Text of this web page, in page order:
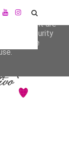
its services
user-agent are
and security
usage